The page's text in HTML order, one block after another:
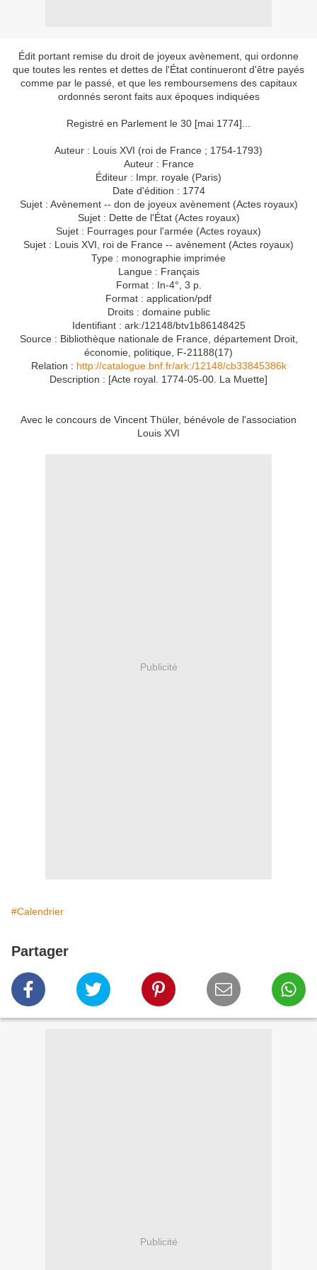
Édit portant remise du droit de joyeux avènement, qui ordonne
que toutes les rentes et dettes de l'État continueront d'être payés
comme par le passé, et que les remboursemens des capitaux
ordonnés seront faits aux époques indiquées
Registré en Parlement le 30 [mai 1774]...
Auteur : Louis XVI (roi de France ; 1754-1793)
Auteur : France
Éditeur : Impr. royale (Paris)
Date d'édition : 1774
Sujet : Avènement -- don de joyeux avènement (Actes royaux)
Sujet : Dette de l'État (Actes royaux)
Sujet : Fourrages pour l'armée (Actes royaux)
Sujet : Louis XVI, roi de France -- avènement (Actes royaux)
Type : monographie imprimée
Langue : Français
Format : In-4°, 3 p.
Format : application/pdf
Droits : domaine public
Identifiant : ark:/12148/btv1b86148425
Source : Bibliothèque nationale de France, département Droit,
économie, politique, F-21188(17)
Relation : http://catalogue.bnf.fr/ark:/12148/cb33845386k
Description : [Acte royal. 1774-05-00. La Muette]
Avec le concours de Vincent Thüler, bénévole de l'association
Louis XVI
Publicité
#Calendrier
Partager
Publicité